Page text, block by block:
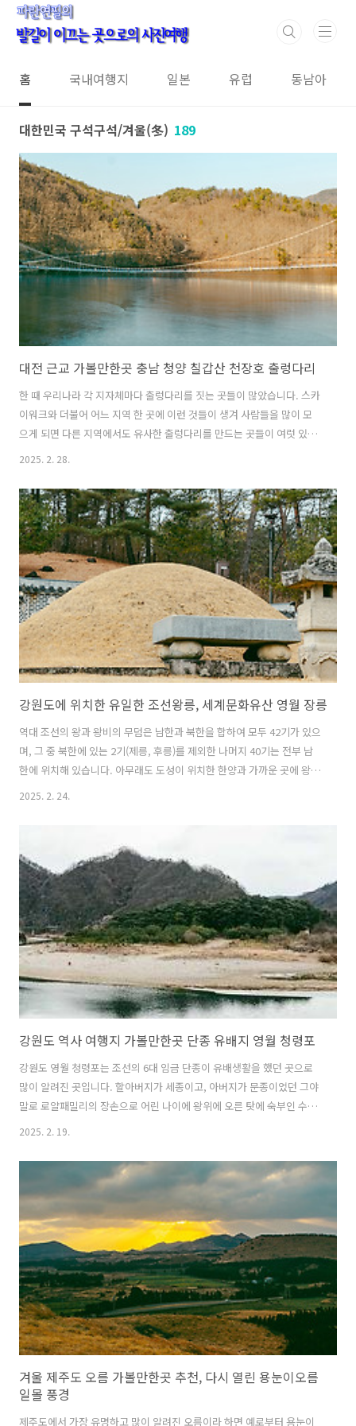
본문 바로가기
홈 국내여행지 일본 유럽 동남아
대한민국 구석구석/겨울(冬) 189
대전 근교 가볼만한곳 충남 청양 칠갑산 천장호 출렁다리
한 때 우리나라 각 지자체마다 출렁다리를 짓는 곳들이 많았습니다. 스카
이워크와 더불어 어느 지역 한 곳에 이런 것들이 생겨 사람들을 많이 모
으게 되면 다른 지역에서도 유사한 출렁다리를 만드는 곳들이 여럿 있었
는데요. 다만, 천장호 출렁다리는 다른 곳과는 달리 꽤 이른 시기에 만들
고 하는데요. 당시에는 국내에서 가장 긴 출렁다리였다고 합니다. 물론
지금은 더 길다란 출렁다리가 여러 곳 만들어지긴 해서 타이틀은 의미가
없어졌지요. 개장 당시에는 꽤 많은 분들이 찾아 북적거리는 곳이기도
했지만, 지금은 전국적으로 출렁다리의 인기가 식은 편이고, 또한 추운
계절이라 제가 방문했을 당시는 꽤나 한적한 풍경이었습니다. 하지만 오
히려 이런 한적..
2025. 2. 28.
강원도에 위치한 유일한 조선왕릉, 세계문화유산 영월 장릉
역대 조선의 왕과 왕비의 무덤은 남한과 북한을 합하여 모두 42기가 있으
며, 그 중 북한에 있는 2기(제릉, 후릉)를 제외한 나머지 40기는 전부 남
한에 위치해 있습니다. 아무래도 도성이 위치한 한양과 가까운 곳에 왕릉
을 조성한 이유이기도 할텐데요. 때문에 조선왕릉 대부분은 지금의 서울
릉인데요. 앞서 소개한 단종 유배지 영월 청령포를 소개하기도 했지만,
단종의 왕릉 역시 청령포와 가까운 이곳에 함께 조성이 되었습니다. 현재
남한에 위치한 조선왕릉은 모두 세계문화유산으로도 지정되어 있는데,
영월 장릉 역시 세계유산에 포함되어 있습니다. 영월 장릉의 역사영월의
장릉이 ..
2025. 2. 24.
강원도 역사 여행지 가볼만한곳 단종 유배지 영월 청령포
강원도 영월 청령포는 조선의 6대 임금 단종이 유배생활을 했던 곳으로
많이 알려진 곳입니다. 할아버지가 세종이고, 아버지가 문종이었던 그야
말로 로얄패밀리의 장손으로 어린 나이에 왕위에 오른 탓에 숙부인 수양
대군(훗날 세조)에 의해 왕의 자리에서 물러난 후 강원도 영월 청령포에
다. 그래서 이번 글에서는 강원도 역사 여행지로 한 번쯤 가볼만한곳 영
월 청령포를 소개해볼까 하는데요. 유배지 장소여서 그런지 왠지 모를 겨
울철의 쓸쓸함을 느낄 수 있는 곳이었고, 또한 실제 유배지로서의 청령포
지형에 대해서도 직접 살펴볼 수 있는 좋은 시간이었던 것 같아 역사적
의미를 생각하면, 아이와 함께 다녀오기에도 좋은 곳이 아닐까 생각됩니
다. 영월 청령포 입..
2025. 2. 19.
겨울 제주도 오름 가볼만한곳 추천, 다시 열린 용눈이오름
일몰 풍경
제주도에서 가장 유명하고 많이 알려진 오름이라 하면 예로부터 용눈이